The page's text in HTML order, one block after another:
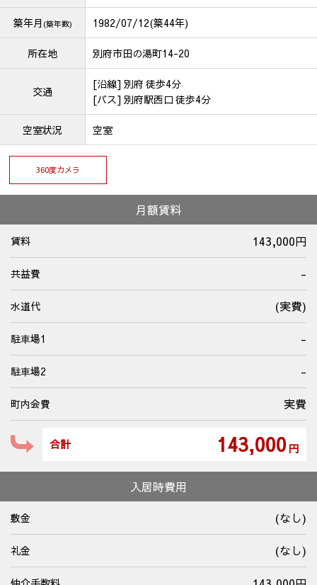
築年月 (築年数) 1982/07/12(築44年)
所在地 別府市田の湯町14-20
交通
[沿線] 別府 徒歩4分
[バス] 別府駅西口 徒歩4分
空室状況 空室
360度カメラ
月額賃料
賃料 143,000円
共益費 -
水道代 (実費)
駐⾞場1 -
駐⾞場2 -
町内会費 実費
合計 143,000円
入居時費用
敷金 (なし)
礼金 (なし)